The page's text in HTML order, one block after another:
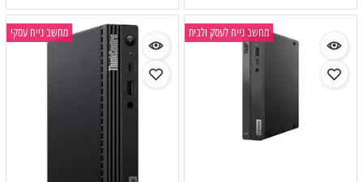
מחשב נייח לעסק ולבית מחשב נייח עסקי